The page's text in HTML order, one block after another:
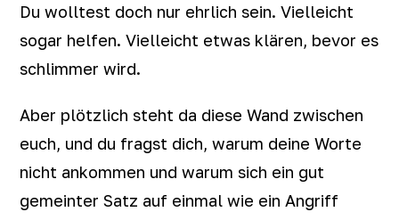
Du wolltest doch nur ehrlich sein. Vielleicht
sogar helfen. Vielleicht etwas klären, bevor es
schlimmer wird.
Aber plötzlich steht da diese Wand zwischen
euch, und du fragst dich, warum deine Worte
nicht ankommen und warum sich ein gut
gemeinter Satz auf einmal wie ein Angriff